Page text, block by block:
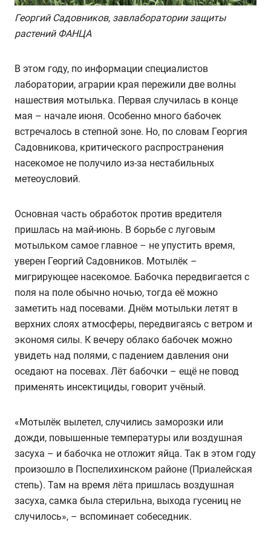
Георгий Садовников, завлаборатории защиты
растений ФАНЦА
В этом году, по информации специалистов
лаборатории, аграрии края пережили две волны
нашествия мотылька. Первая случилась в конце
мая – начале июня. Особенно много бабочек
встречалось в степной зоне. Но, по словам Георгия
Садовникова, критического распространения
насекомое не получило из-за нестабильных
метеоусловий.
Основная часть обработок против вредителя
пришлась на май-июнь. В борьбе с луговым
мотыльком самое главное – не упустить время,
уверен Георгий Садовников. Мотылёк –
мигрирующее насекомое. Бабочка передвигается с
поля на поле обычно ночью, тогда её можно
заметить над посевами. Днём мотыльки летят в
верхних слоях атмосферы, передвигаясь с ветром и
экономя силы. К вечеру облако бабочек можно
увидеть над полями, с падением давления они
оседают на посевах. Лёт бабочки – ещё не повод
применять инсектициды, говорит учёный.
«Мотылёк вылетел, случились заморозки или
дожди, повышенные температуры или воздушная
засуха – и бабочка не отложит яйца. Так в этом году
произошло в Поспелихинском районе (Приалейская
степь). Там на время лёта пришлась воздушная
засуха, самка была стерильна, выхода гусениц не
случилось», – вспоминает собеседник.